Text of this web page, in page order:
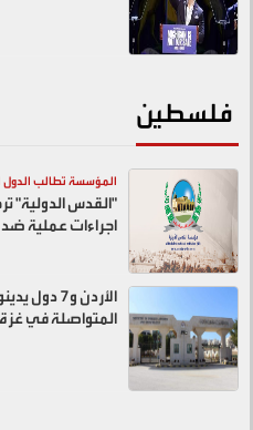
فلسطين
المؤسسة تطالب الدول
"القدس الدولية"
اجراءات عملية
الأردن و7
المتواصلة في غزة